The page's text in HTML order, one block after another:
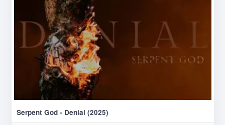
Serpent God - Denial (2025)